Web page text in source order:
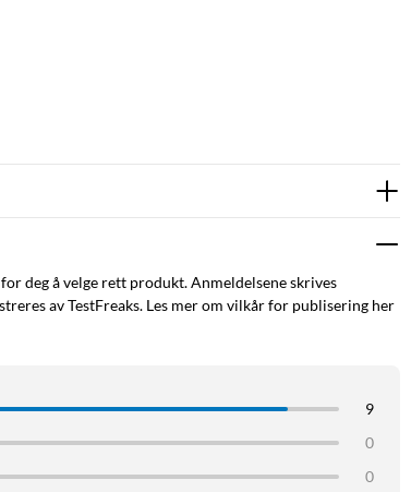
deg å velge rett produkt. Anmeldelsene skrives
av TestFreaks. Les mer om vilkår for publisering her
9
0
0